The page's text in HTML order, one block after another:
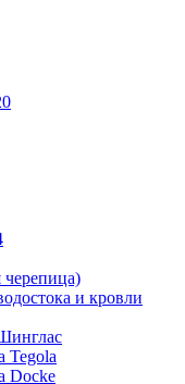
и кровли
Tegola
Docke